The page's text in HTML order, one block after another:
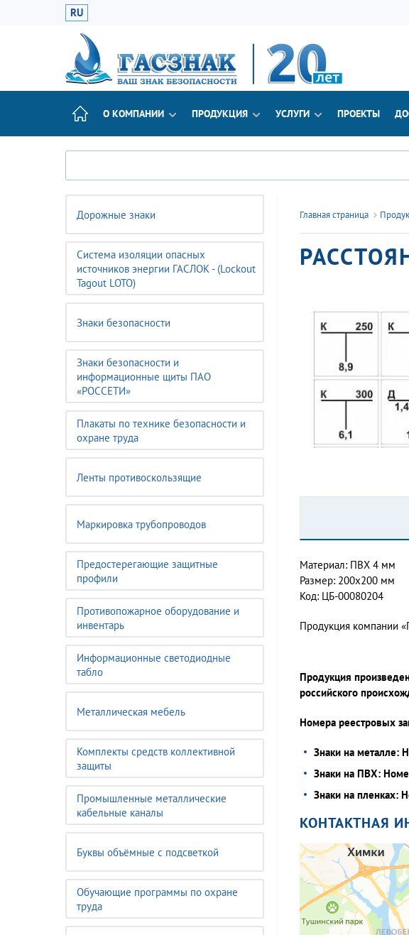
RU
О КОМПАНИИ ПРОДУКЦИЯ УСЛУГИ ПРОЕКТЫ
Дорожные знаки
Система изоляции опасных
источников энергии ГАСЛОК - (Lockout
Tagout LOTO)
Знаки безопасности
Знаки безопасности и
информационные щиты ПАО
«РОССЕТИ»
Плакаты по технике безопасности и
охране труда
Ленты противоскользящие
Маркировка трубопроводов
Предостерегающие защитные
профили
Противопожарное оборудование и
инвентарь
Информационные светодиодные
табло
Металлическая мебель
Комплекты средств коллективной
защиты
Промышленные металлические
кабельные каналы
Буквы объёмные с подсветкой
Обучающие программы по охране
труда
Главная страница
Материал: ПВХ 4 мм
Размер: 200х200 мм
Код: ЦБ-00080204
Продукция компании
Продукция
российского
Номера реестровых
Знаки на
Знаки на ПВХ:
Знаки на
КОНТАКТНАЯ